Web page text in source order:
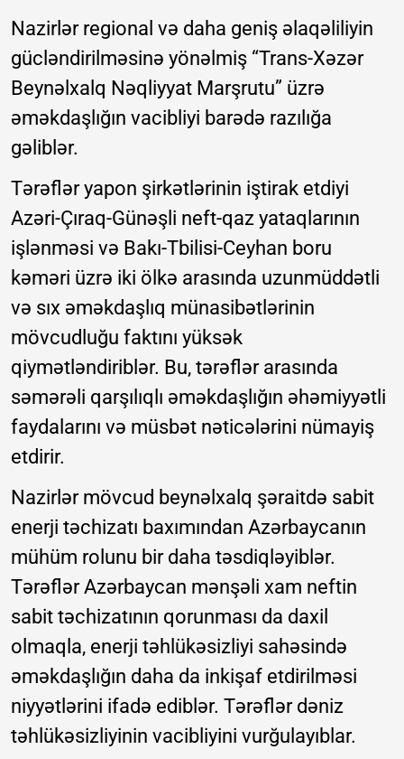
Nazirlər regional və daha geniş əlaqəliliyin
gücləndirilməsinə yönəlmiş “Trans-Xəzər
Beynəlxalq Nəqliyyat Marşrutu” üzrə
əməkdaşlığın vacibliyi barədə razılığa
gəliblər.
Tərəflər yapon şirkətlərinin iştirak etdiyi
Azəri-Çıraq-Günəşli neft-qaz yataqlarının
işlənməsi və Bakı-Tbilisi-Ceyhan boru
kəməri üzrə iki ölkə arasında uzunmüddətli
və sıx əməkdaşlıq münasibətlərinin
mövcudluğu faktını yüksək
qiymətləndiriblər. Bu, tərəflər arasında
səmərəli qarşılıqlı əməkdaşlığın əhəmiyyətli
faydalarını və müsbət nəticələrini nümayiş
etdirir.
Nazirlər mövcud beynəlxalq şəraitdə sabit
enerji təchizatı baxımından Azərbaycanın
mühüm rolunu bir daha təsdiqləyiblər.
Tərəflər Azərbaycan mənşəli xam neftin
sabit təchizatının qorunması da daxil
olmaqla, enerji təhlükəsizliyi sahəsində
əməkdaşlığın daha da inkişaf etdirilməsi
niyyətlərini ifadə ediblər. Tərəflər dəniz
təhlükəsizliyinin vacibliyini vurğulayıblar.